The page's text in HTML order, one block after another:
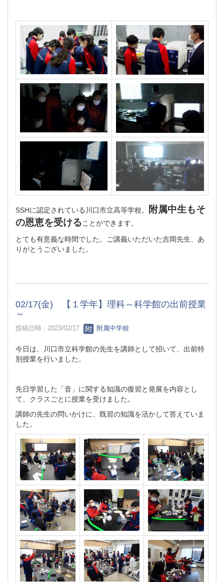
SSHに認定されている川口市立高等学校。
附属中生もそ
の恩恵を受けることができます。
とても有意義な時間でした。ご講義いただいた吉岡先生、あ
りがとうございました。
02/17(金) 【１学年】理科～科学館の出前授業
～
投稿日時 : 2023/02/17 附属中学校
今日は、川口市立科学館の先生を講師として招いて、出前特
別授業を行いました。
先日学習した「音」に関する知識の復習と発展を内容とし
て、クラスごとに授業を受けました。
講師の先生の問いかけに、既習の知識を活かして答えていま
した。